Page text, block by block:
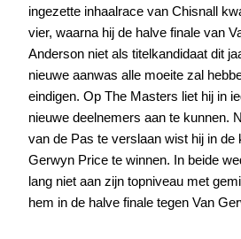
ingezette inhaalrace van Chisnall
vier, waarna hij de halve finale van
Anderson niet als titelkandidaat dit
nieuwe aanwas alle moeite zal
eindigen. Op The Masters liet hij in
nieuwe deelnemers aan te kunnen.
van de Pas te verslaan wist hij in de
Gerwyn Price te winnen. In beide
lang niet aan zijn topniveau met
hem in de halve finale tegen Van